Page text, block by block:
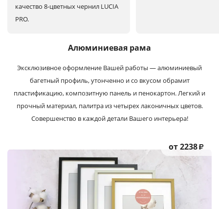
качество 8-цветных чернил LUCIA
PRO.
Алюминиевая рама
Эксклюзивное оформление Вашей работы — алюминиевый
багетный профиль, утонченно и со вкусом обрамит
пластификацию, композитную панель и пенокартон. Легкий и
прочный материал, палитра из четырех лаконичных цветов.
Совершенство в каждой детали Вашего интерьера!
от 2238₽